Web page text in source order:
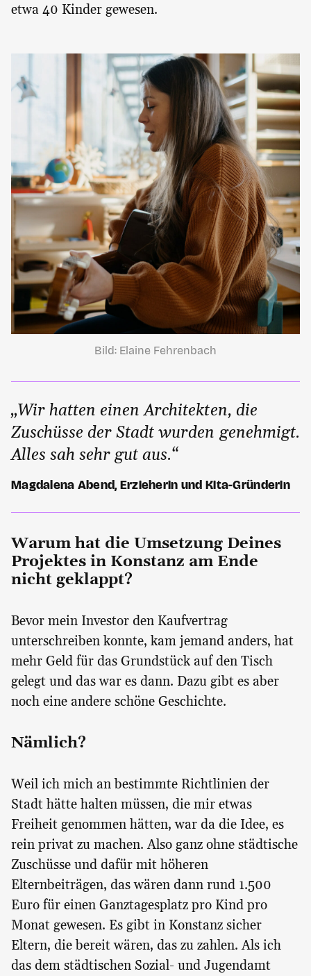
etwa 40 Kinder gewesen.
Bild: Elaine Fehrenbach
„Wir hatten einen Architekten, die
Zuschüsse der Stadt wurden genehmigt.
Alles sah sehr gut aus.“
Magdalena Abend, Erzieherin und Kita-Gründerin
Warum hat die Umsetzung Deines
Projektes in Konstanz am Ende
nicht geklappt?
Bevor mein Investor den Kaufvertrag
unterschreiben konnte, kam jemand anders, hat
mehr Geld für das Grundstück auf den Tisch
gelegt und das war es dann. Dazu gibt es aber
noch eine andere schöne Geschichte.
Nämlich?
Weil ich mich an bestimmte Richtlinien der
Stadt hätte halten müssen, die mir etwas
Freiheit genommen hätten, war da die Idee, es
rein privat zu machen. Also ganz ohne städtische
Zuschüsse und dafür mit höheren
Elternbeiträgen, das wären dann rund 1.500
Euro für einen Ganztagesplatz pro Kind pro
Monat gewesen. Es gibt in Konstanz sicher
Eltern, die bereit wären, das zu zahlen. Als ich
das dem städtischen Sozial- und Jugendamt